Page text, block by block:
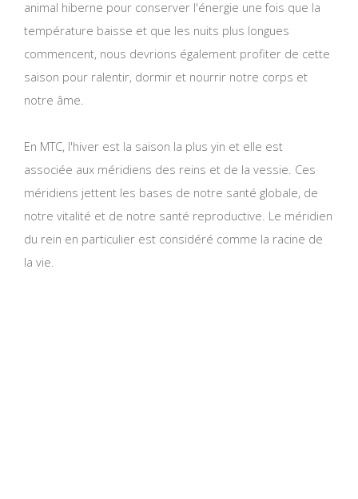
animal hiberne pour conserver l'énergie une fois que la
température baisse et que les nuits plus longues
commencent, nous devrions également profiter de cette
saison pour ralentir, dormir et nourrir notre corps et
notre âme.
En MTC, l'hiver est la saison la plus yin et elle est
associée aux méridiens des reins et de la vessie. Ces
méridiens jettent les bases de notre santé globale, de
notre vitalité et de notre santé reproductive. Le méridien
du rein en particulier est considéré comme la racine de
la vie.